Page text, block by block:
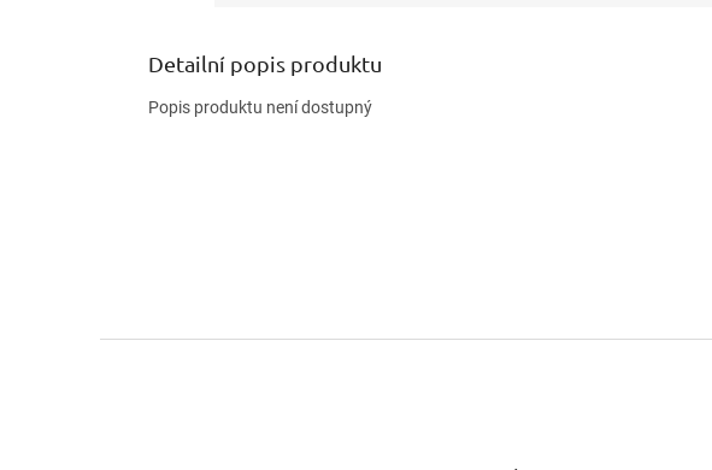
Detailní popis produktu
Popis produktu není dostupný